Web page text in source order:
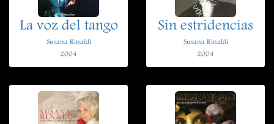
La voz del tango
Susana Rinaldi
2004
Sin estridencias
Susana Rinaldi
2004